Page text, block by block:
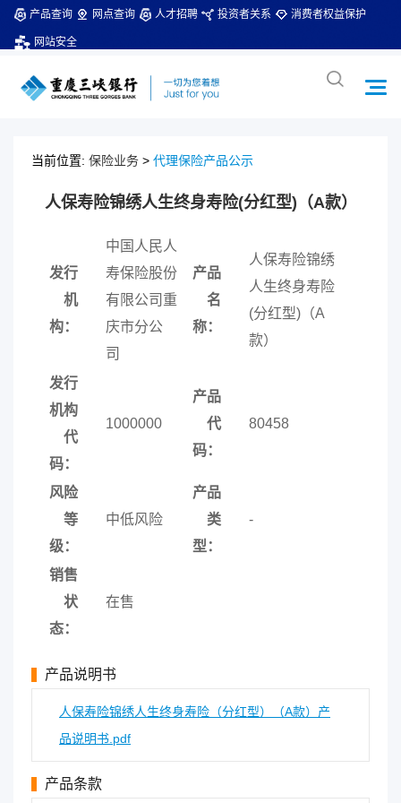
产品查询 网点查询 人才招聘 投资者关系 消费者权益保护
网站安全
当前位置: 保险业务 > 代理保险产品公示
人保寿险锦绣人生终身寿险(分红型)（A款）
发行
机
构：
中国人民人
寿保险股份
有限公司重
庆市分公
司
产品
名
称：
人保寿险锦绣
人生终身寿险
(分红型)（A
款）
发行
机构
代
码：
1000000
产品
代
码：
80458
风险
等
级：
中低风险
产品
类
型：
-
销售
状
态：
在售
产品说明书
人保寿险锦绣人生终身寿险（分红型）（A款）产
品说明书.pdf
产品条款